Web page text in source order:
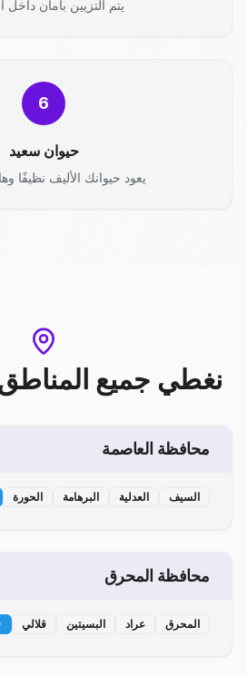
يتم التزيين بأمان داخل
6
حيوان سعيد
يعود حيوانك الأليف نظيفًا
نغطي جميع
محافظة العاصمة
السيف العدلية البرهامة الحورة
محافظة المحرق
المحرق عراد البسيتين قلالي